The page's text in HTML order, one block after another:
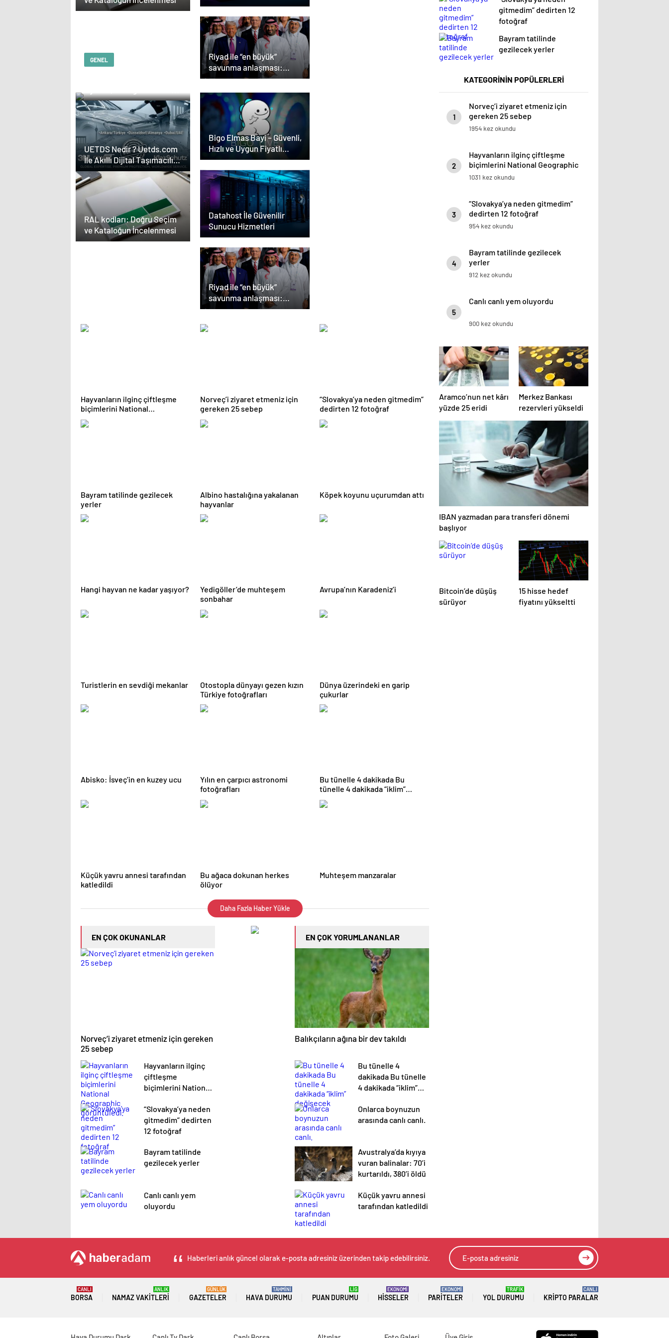
Riyad ile “en büyük”
savunma anlaşması:
“Trump, dünyaya bir mesaj
GENEL
Ajansı, SEO Ajansı ve
Web Tasarım Ajansı
UETDS Nedir ? Uetds.com
İle Akıllı Dijital Taşımacılık
Yazılımı
RAL kodları: Doğru Seçim
ve Kataloğun İncelenmesi
Bigo Elmas Bayi – Güvenli,
Hızlı ve Uygun Fiyatlı
Elmas Satın Almanın Yeni
Adresi
Datahost İle Güvenilir
Sunucu Hizmetleri
Riyad ile “en büyük”
savunma anlaşması:
“Trump, dünyaya bir mesaj
Hayvanların ilginç çiftleşme
biçimlerini National
Geographic görüntüledi.
Norveç’i ziyaret etmeniz için
gereken 25 sebep
“Slovakya’ya neden gitmedim”
dedirten 12 fotoğraf
Bayram tatilinde gezilecek
yerler
Albino hastalığına yakalanan
hayvanlar
Köpek koyunu uçurumdan attı
Hangi hayvan ne kadar yaşıyor?
Yedigöller’de muhteşem
sonbahar
Avrupa’nın Karadeniz’i
Turistlerin en sevdiği mekanlar
Otostopla dünyayı gezen kızın
Türkiye fotoğrafları
Dünya üzerindeki en garip
çukurlar
Abisko: İsveç’in en kuzey ucu
Yılın en çarpıcı astronomi
fotoğrafları
Bu tünelle 4 dakikada Bu
tünelle 4 dakikada “iklim”
değişecek
Küçük yavru annesi tarafından
katledildi
Bu ağaca dokunan herkes
ölüyor
Muhteşem manzaralar
Daha Fazla Haber Yükle
EN ÇOK OKUNANLAR
Norveç’i ziyaret etmeniz için gereken
25 sebep
Hayvanların ilginç
çiftleşme
biçimlerini National
görüntüledi.
“Slovakya’ya neden
gitmedim” dedirten
12 fotoğraf
Bayram tatilinde
gezilecek yerler
Canlı canlı yem
oluyordu
EN ÇOK YORUMLANANLAR
Balıkçıların ağına bir dev takıldı
Bu tünelle 4
dakikada Bu tünelle
4 dakikada “iklim”
Onlarca boynuzun
arasında canlı canlı.
Avustralya’da kıyıya
vuran balinalar: 70’i
kurtarıldı, 380’i öldü
Küçük yavru annesi
tarafından katledildi
gitmedim” dedirten 12
fotoğraf
Bayram tatilinde
gezilecek yerler
KATEGORİNİN POPÜLERLERİ
1
Norveç’i ziyaret etmeniz için
gereken 25 sebep
1954 kez okundu
2
Hayvanların ilginç çiftleşme
biçimlerini National Geographic
görüntüledi.
1031 kez okundu
3
“Slovakya’ya neden gitmedim”
dedirten 12 fotoğraf
954 kez okundu
4
Bayram tatilinde gezilecek
yerler
912 kez okundu
5
Canlı canlı yem oluyordu
900 kez okundu
Aramco’nun net kârı
yüzde 25 eridi
Merkez Bankası
rezervleri yükseldi
IBAN yazmadan para transferi dönemi
başlıyor
Bitcoin’de düşüş
sürüyor
15 hisse hedef
fiyatını yükseltti
Haberleri anlık güncel olarak e-posta adresiniz üzerinden takip edebilirsiniz.
BORSA
CANLI
NAMAZ VAKITLERI
ANLIK
GAZETELER
GÜNLÜK
HAVA DURUMU
TAHMİNİ
PUAN DURUMU
LİG
HISSELER
EKONOMİ
PARITELER
EKONOMİ
YOL DURUMU
TRAFİK
KRIPTO PARALAR
CANLI